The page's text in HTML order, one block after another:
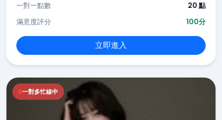
一對一點數
20 點
滿意度評分
100分
立即進入
一對多忙線中